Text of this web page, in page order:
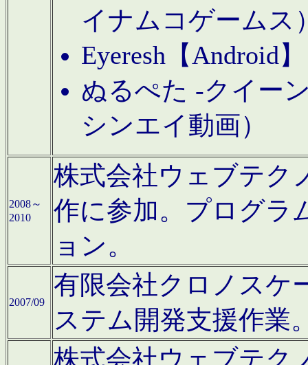
イナムコゲームス
Eyeresh【Android
ぬるぺた -クイー
シンエイ動画）
2008～
2010
株式会社ウェブテク
作に参加。プログラ
ョン。
2007/09
有限会社クロノスケ
ステム開発支援作業
株式会社ウェブテク